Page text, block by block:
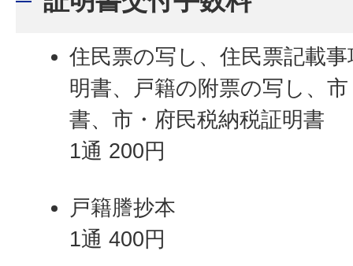
住民票の写し、住民票記載
明書、戸籍の附票の写し、
書、市・府民税納税証明書
1通 200円
戸籍謄抄本
1通 400円